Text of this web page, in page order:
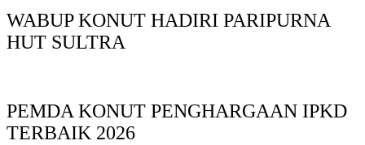
WABUP KONUT HADIRI PARIPURNA
HUT SULTRA
PEMDA KONUT PENGHARGAAN IPKD
TERBAIK 2026